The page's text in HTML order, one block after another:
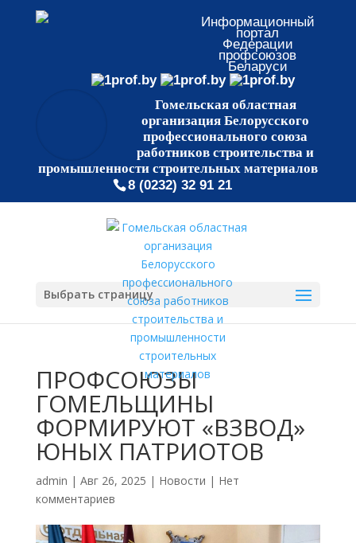
Информационный
портал
Федерации
профсоюзов
Беларуси
Гомельская областная
организация Белорусского
профессионального союза
работников строительства и
промышленности строительных материалов
8 (0232) 32 91 21
Выбрать страницу
ПРОФСОЮЗЫ
ГОМЕЛЬЩИНЫ
ФОРМИРУЮТ «ВЗВОД»
ЮНЫХ ПАТРИОТОВ
admin | Авг 26, 2025 | Новости | Нет
комментариев